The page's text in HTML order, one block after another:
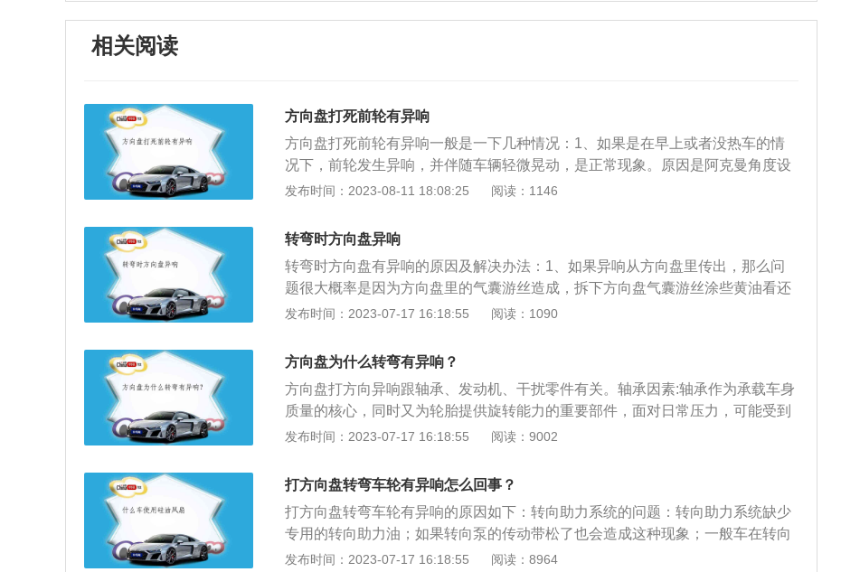
相关阅读
方向盘打死前轮有异响
方向盘打死前轮有异响一般是一下几种情况：1、如果是在早上或者没热车的情
况下，前轮发生异响，并伴随车辆轻微晃动，是正常现象。原因是阿克曼角度设
计。阿克曼角度就是汽车转向时，外侧轮和内侧轮的转向角度不一致产生的夹
才能保证车身转弯的平顺。阿克曼角过大/过小，会造成汽车内侧轮的转向过度/不
足，在轮胎抓地力不足的场景下，就会发生轮胎拖滑、跳胎、异响的情况。另
外，由于某些车型在部分国家有特定版本，比如加长轴距等现象，或改装轮胎轮
毂减震，造成了阿克曼角与原底盘设计不匹配，也会导致异响出现。解决方法：
车轮胎跑热了就会消除这种现象。2、转向助力油出现问题。转向助力油也就是
油膜不能满足正常的工作强度。并且变质后，液压油润滑性能下降，导致金属零
件之间的摩擦加剧，缩减零件使用寿命，就有可能导致方向盘在转向时出现异响
的情况。解决办法：更换转向助力油。3、有些车型采用的是液压助力转向，当
发布时间：2023-08-11 18:08:25 阅读：1146
转弯时方向盘异响
转弯时方向盘有异响的原因及解决办法：1、如果异响从方向盘里传出，那么问
题很大概率是因为方向盘里的气囊游丝造成，拆下方向盘气囊游丝涂些黄油看还
响不响，如果还响就需要更换气囊游丝。2、如果转向横拉杆球头老化，那么就
并且在更换后进行四轮定位。3、减震器平面轴承发出异响，只要打开车头盖听
一下声音是不是从减震器顶座的位置发出，这样就知道是不是减震器的平面轴承
发出的声音，减震器的平面轴承发响，可以在平面轴承上涂些黄油，如果涂后还
是响，就只能更换。4、塑料件之间的摩擦，这种异响与气温变化会有一定关
系，气温降低后，特别是北方的冬天，塑料会变硬，摩擦就会出现异响。除此之
果相互间隙太小总会有摩擦，磨合上一段时间就好了。5、方向机故障。舵机失
效的原因很多，包括舵机润滑油不足、舵机橡胶套脱落、舵机齿轮损坏等。具体
情况需要去修理厂或者4s店请专业人士检查保养。
发布时间：2023-07-17 16:18:55 阅读：1090
方向盘为什么转弯有异响？
方向盘打方向异响跟轴承、发动机、干扰零件有关。轴承因素:轴承作为承载车身
质量的核心，同时又为轮胎提供旋转能力的重要部件，面对日常压力，可能受到
损坏而影响行驶。发动机因素:发动机某一机构的技术状态已发生变化，有些零件
出声音。干扰零件因素:与相邻零部件有干涉，发生了塑性变形，或者转向系统的
摩擦面间缺少润滑油脂，摩擦面间出现干摩擦或者半干摩擦，从而出现异常响
声。解决办法：起步转向时有异响应该是减震器压力轴承坏了，更换就可以；汽
车起步转向时有异响也跟日常保养有关系，应该定期对零件进行检查是否有磨
损，并且对轴承零件进行添加润滑油处理，减少摩擦。
发布时间：2023-07-17 16:18:55 阅读：9002
打方向盘转弯车轮有异响怎么回事？
打方向盘转弯车轮有异响的原因如下：转向助力系统的问题：转向助力系统缺少
专用的转向助力油；如果转向泵的传动带松了也会造成这种现象；一般车在转向
盘打到死点位置的时候，转向助力系统内压力达到最大，这时候很容易造成异
发布时间：2023-07-17 16:18:55 阅读：8964